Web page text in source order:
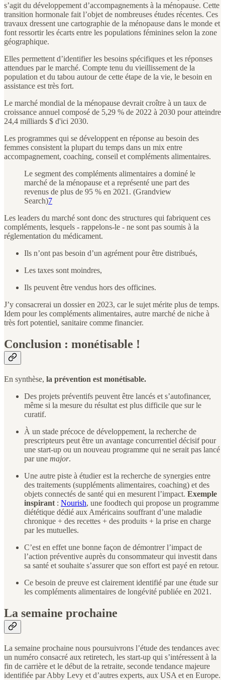
s’agit du développement d’accompagnements à la ménopause. Cette
transition hormonale fait l’objet de nombreuses études récentes. Ces
travaux dressent une cartographie de la ménopause dans le monde et
font ressortir les écarts entre les populations féminines selon la zone
géographique.
Elles permettent d’identifier les besoins spécifiques et les réponses
attendues par le marché. Compte tenu du vieillissement de la
population et du tabou autour de cette étape de la vie, le besoin en
assistance est très fort.
Le marché mondial de la ménopause devrait croître à un taux de
croissance annuel composé de 5,29 % de 2022 à 2030 pour atteindre
24,4 milliards $ d'ici 2030.
Les programmes qui se développent en réponse au besoin des
femmes consistent la plupart du temps dans un mix entre
accompagnement, coaching, conseil et compléments alimentaires.
Le segment des compléments alimentaires a dominé le
marché de la ménopause et a représenté une part des
revenus de plus de 95 % en 2021. (Grandview
Search)7
Les leaders du marché sont donc des structures qui fabriquent ces
compléments, lesquels - rappelons-le - ne sont pas soumis à la
réglementation du médicament.
Ils n’ont pas besoin d’un agrément pour être distribués,
Les taxes sont moindres,
Ils peuvent être vendus hors des officines.
J’y consacrerai un dossier en 2023, car le sujet mérite plus de temps.
Idem pour les compléments alimentaires, autre marché de niche à
très fort potentiel, sanitaire comme financier.
Conclusion : monétisable !
En synthèse, la prévention est monétisable.
Des projets préventifs peuvent être lancés et s’autofinancer,
même si la mesure du résultat est plus difficile que sur le
curatif.
À un stade précoce de développement, la recherche de
prescripteurs peut être un avantage concurrentiel décisif pour
une start-up ou un nouveau programme qui ne serait pas lancé
par une major.
Une autre piste à étudier est la recherche de synergies entre
des traitements (suppléments alimentaires, coaching) et des
objets connectés de santé qui en mesurent l’impact. Exemple
inspirant : Nourish, une foodtech qui propose un programme
diététique dédié aux Américains souffrant d’une maladie
chronique + des recettes + des produits + la prise en charge
par les mutuelles.
C’est en effet une bonne façon de démontrer l’impact de
l’action préventive auprès du consommateur qui investit dans
sa santé et souhaite s’assurer que son effort est payé en retour.
Ce besoin de preuve est clairement identifié par une étude sur
les compléments alimentaires de longévité publiée en 2021.
La semaine prochaine
La semaine prochaine nous poursuivrons l’étude des tendances avec
un numéro consacré aux retiretech, les start-up qui s’intéressent à la
fin de carrière et le début de la retraite, seconde tendance majeure
identifiée par Abby Levy et d’autres experts, aux USA et en Europe.